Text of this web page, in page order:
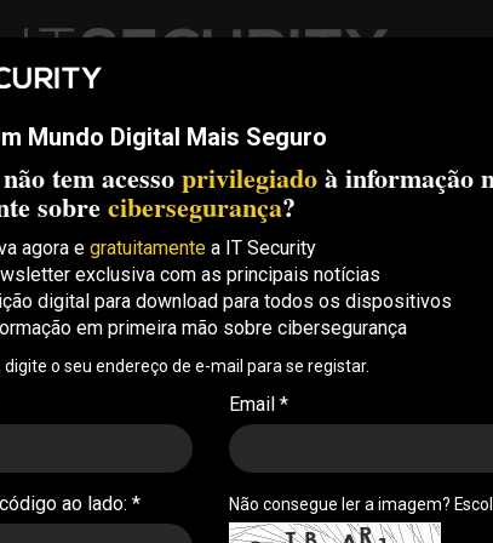
Threats Compliance Opinion
Conference Lisboa: 8 de Outubro 2026 ✔️
segurança deverão
2025
estão a levar a uma adoção de
Os EUA e a Europa Ocidental serão
gastos
Mundo Digital Mais Seguro
tem acessoprivilegiadoà informação
sobrecibersegurança?
agora e gratuitamente a IT Security
exclusiva com as principais notícias
digital para download para todos os dispositivos
em primeira mão sobre cibersegurança
digite o seu endereço de e-mail para se registar.
Email *
ao lado: * Não consegue ler a imagem?